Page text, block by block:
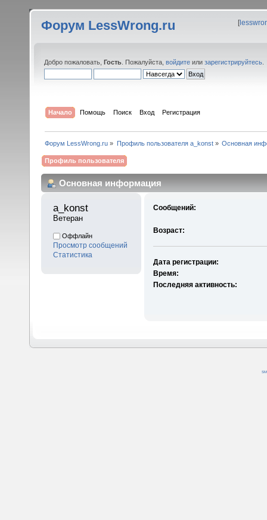
Форум LessWrong.ru [
Добро пожаловать, Гость . Пожалуйста, войдите или зарегистрируйтесь
Начало Помощь Поиск Вход Регистрация
Форум LessWrong.ru » Профиль пользователя a_konst» Основная
Профиль пользователя
Основная информация
a_konst
Ветеран
Оффлайн
Просмотр сообщений
Статистика
Сообщений:
Возраст:
Дата регистрации:
Время:
Последняя активность: